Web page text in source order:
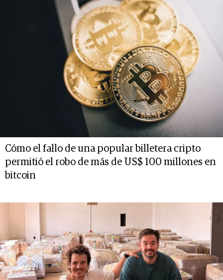
Cómo el fallo de una popular billetera cripto
permitió el robo de más de US$ 100 millones en
bitcoin